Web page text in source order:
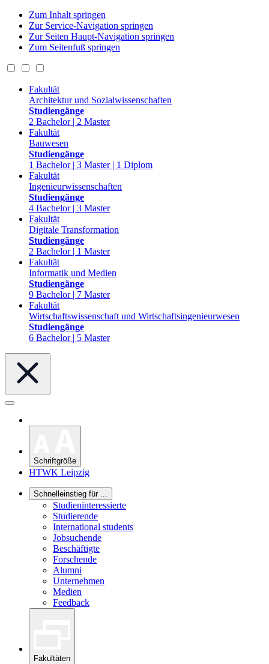
Zum Inhalt springen
Zur Service-Navigation springen
Zur Seiten Haupt-Navigation springen
Zum Seitenfuß springen
Fakultät
Architektur und Sozialwissenschaften
Studiengänge
2 Bachelor | 2 Master
Fakultät
Bauwesen
Studiengänge
1 Bachelor | 3 Master | 1 Diplom
Fakultät
Ingenieurwissenschaften
Studiengänge
4 Bachelor | 3 Master
Fakultät
Digitale Transformation
Studiengänge
2 Bachelor | 1 Master
Fakultät
Informatik und Medien
Studiengänge
9 Bachelor | 7 Master
Fakultät
Wirtschaftswissenschaft und Wirtschaftsingenieurwesen
Studiengänge
6 Bachelor | 5 Master
Schriftgröße
HTWK Leipzig
Schnelleinstieg für ...
Studieninteressierte
Studierende
International students
Jobsuchende
Beschäftigte
Forschende
Alumni
Unternehmen
Medien
Feedback
Fakultäten